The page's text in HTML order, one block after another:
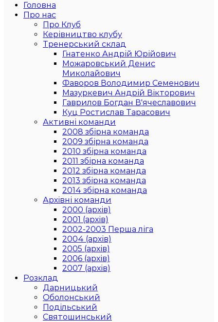
Головна
Про нас
Про Клуб
Керівництво клубу
Тренерський склад
Гнатенко Андрій Юрійович
Можаровський Денис
Миколайович
Фаворов Володимир Семенович
Мазуркевич Андрій Вікторович
Гаврилов Богдан В'ячеславович
Куц Ростислав Тарасович
Активні команди
2008 збірна команда
2009 збірна команда
2010 збірна команда
2011 збірна команда
2012 збірна команда
2013 збірна команда
2014 збірна команда
Архівні команди
2000 (архів)
2001 (архів)
2002-2003 Перша ліга
2004 (архів)
2005 (архів)
2006 (архів)
2007 (архів)
Розклад
Дарницький
Оболонський
Подільський
Святошинський